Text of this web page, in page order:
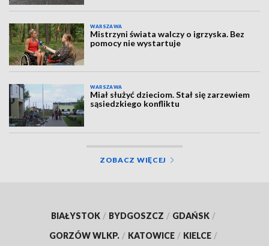
WARSZAWA
Mistrzyni świata walczy o igrzyska. Bez
pomocy nie wystartuje
WARSZAWA
Miał służyć dzieciom. Stał się zarzewiem
sąsiedzkiego konfliktu
ZOBACZ WIĘCEJ
BIAŁYSTOK / BYDGOSZCZ / GDAŃSK /
GORZÓW WLKP. / KATOWICE / KIELCE /